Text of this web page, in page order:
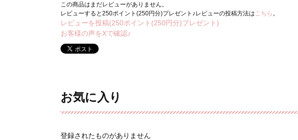
この商品はまだレビューがありません。
レビューすると250ポイント(250円分)プレゼント♪レビューの投稿方法は こちら 。
レビューを投稿(250ポイント(250円分)プレゼント)
お客様の声をXで確認♪
お気に入り
登録されたものがありません